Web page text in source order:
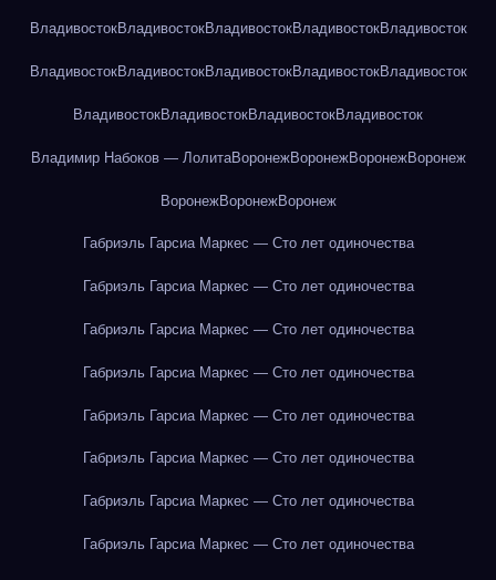
ВладивостокВладивостокВладивостокВладивостокВладивосток
ВладивостокВладивостокВладивостокВладивостокВладивосток
ВладивостокВладивостокВладивостокВладивосток
Владимир Набоков — ЛолитаВоронежВоронежВоронежВоронеж
ВоронежВоронежВоронеж
Габриэль Гарсиа Маркес — Сто лет одиночества
Габриэль Гарсиа Маркес — Сто лет одиночества
Габриэль Гарсиа Маркес — Сто лет одиночества
Габриэль Гарсиа Маркес — Сто лет одиночества
Габриэль Гарсиа Маркес — Сто лет одиночества
Габриэль Гарсиа Маркес — Сто лет одиночества
Габриэль Гарсиа Маркес — Сто лет одиночества
Габриэль Гарсиа Маркес — Сто лет одиночества